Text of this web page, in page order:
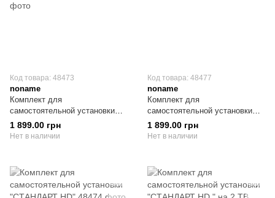
Код товара: 48473
noname
Комплект для
самостоятельной установки
"СТАНДАРТ HD НА ДВЕ
АНТЕННЫ" на 2 ТВ
1 899.00 грн
Нет в наличии
Код товара: 48477
noname
Комплект для
самостоятельной установки
"XTRA TV"
1 899.00 грн
Нет в наличии